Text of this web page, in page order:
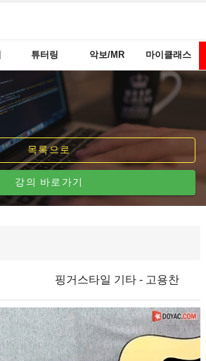
튜터링 악보/MR 마이클래스
목록으로
강의 바로가기
핑거스타일 기타 - 고용찬